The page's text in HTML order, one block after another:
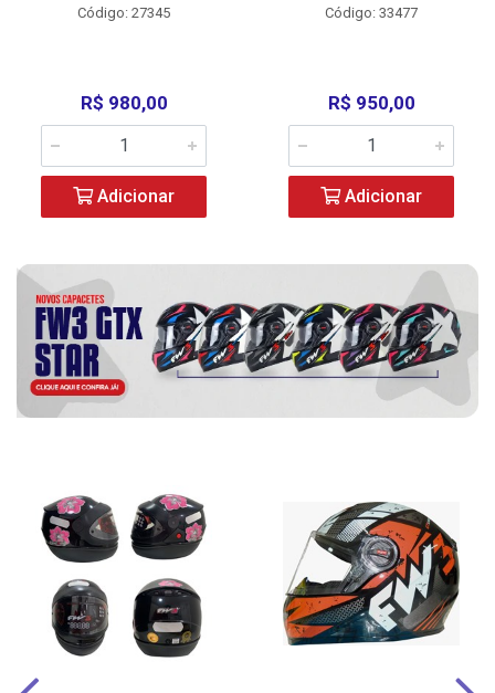
Código: 27345
R$ 980,00
Adicionar
Código: 33477
R$ 950,00
Adicionar